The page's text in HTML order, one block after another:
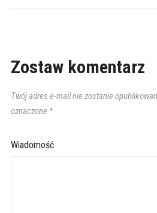
Zostaw komentarz
Twój adres e-mail nie zostanie
oznaczone *
Wiadomość